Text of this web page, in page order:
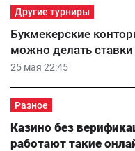
Другие турниры
25 мая 22:45
Букмекерские
можно делать ставки
Разное
Казино без
работают такие